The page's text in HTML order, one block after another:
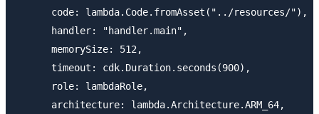
      code: lambda.Code.fromAsset("../resources/"),
      handler: "handler.main",
      memorySize: 512,
      timeout: cdk.Duration.seconds(900),
      role: lambdaRole,
      architecture: lambda.Architecture.ARM_64,